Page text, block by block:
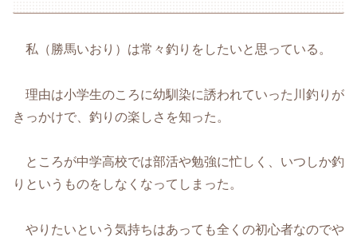
私（勝馬いおり）は常々釣りをしたいと思っている。
理由は小学生のころに幼馴染に誘われていった川釣りが
きっかけで、釣りの楽しさを知った。
ところが中学高校では部活や勉強に忙しく、いつしか釣
りというものをしなくなってしまった。
やりたいという気持ちはあっても全くの初心者なのでや